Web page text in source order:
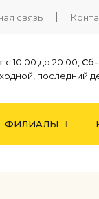
связь
с 10:00 до 20:00,
последний
ФИЛИАЛЫ